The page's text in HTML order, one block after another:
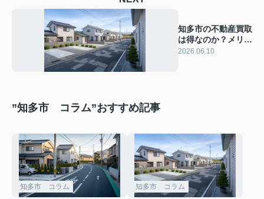
知多市の不動産買取
は得なのか？メリッ
トとデメリットを比
2026.06.10
”知多市 コラム”おすすめ記事
知多市 コラム 知多市 コラム